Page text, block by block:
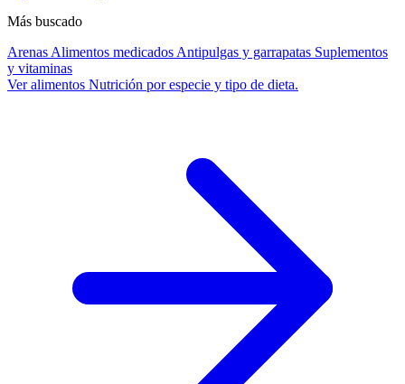
Más buscado
Arenas Alimentos medicados Antipulgas y garrapatas Suplementos
y vitaminas
Ver alimentos Nutrición por especie y tipo de dieta.